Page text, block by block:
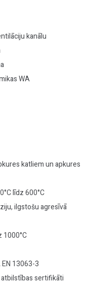
kanālu
WA
katliem un apkures
līdz 600°C
ilgstošu agresīvā
1000°C
13063-3
sertifikāti